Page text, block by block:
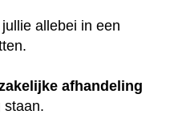
allebei in een
afhandeling
staan.